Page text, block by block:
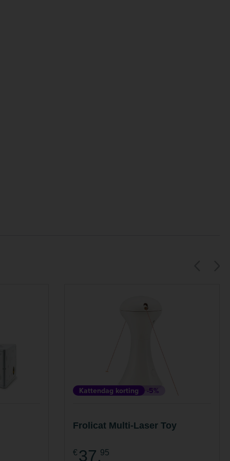
Kattendag korting -5%
Frolicat Multi-Laser Toy
€ 37,95